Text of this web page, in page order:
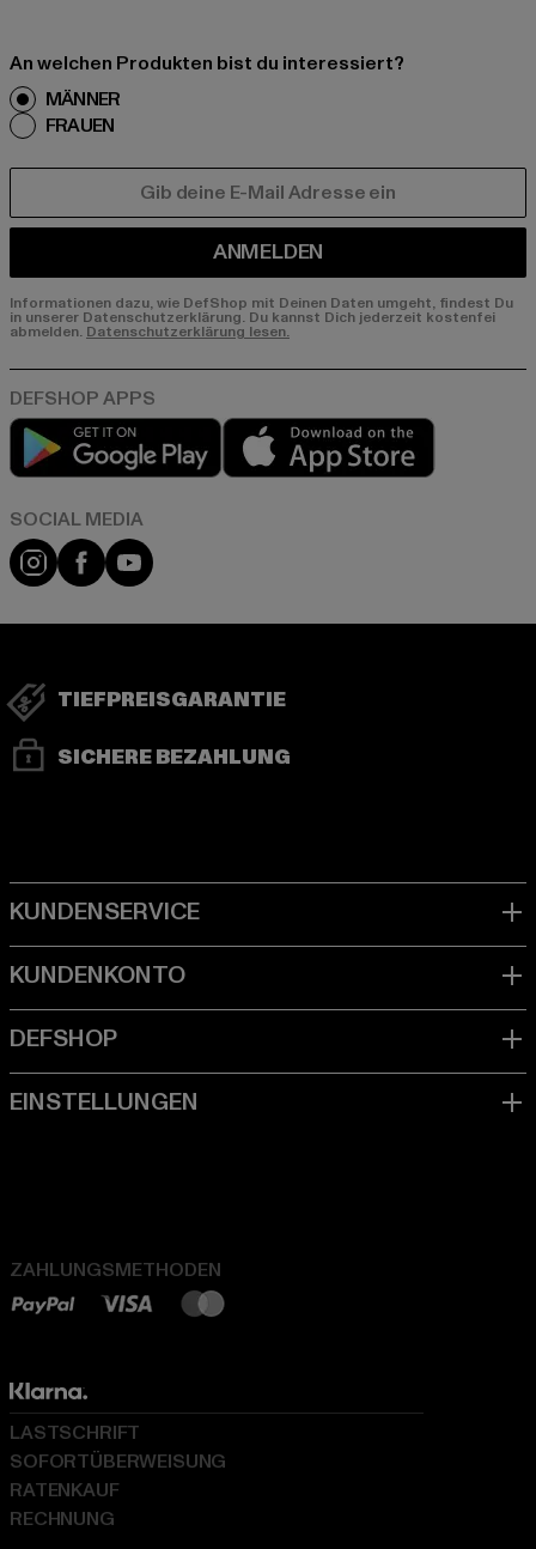
An welchen Produkten bist du interessiert?
MÄNNER
FRAUEN
ANMELDEN
Informationen dazu, wie DefShop mit Deinen Daten umgeht, findest Du
in unserer Datenschutzerklärung. Du kannst Dich jederzeit kostenfei
abmelden. Datenschutzerklärung lesen.
Play market
Instagram
FacebookYouTube
TIEFPREISGARANTIE
SICHERE BEZAHLUNG
ZAHLUNGSMETHODEN
LASTSCHRIFT
SOFORTÜBERWEISUNG
RATENKAUF
RECHNUNG